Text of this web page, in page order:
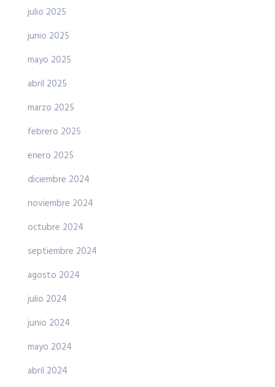
julio 2025
junio 2025
mayo 2025
abril 2025
marzo 2025
febrero 2025
enero 2025
diciembre 2024
noviembre 2024
octubre 2024
septiembre 2024
agosto 2024
julio 2024
junio 2024
mayo 2024
abril 2024